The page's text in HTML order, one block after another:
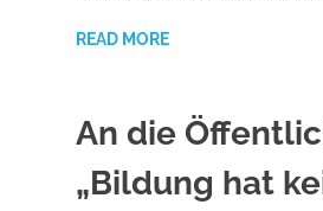
READ MORE
An die
„Bildung hat